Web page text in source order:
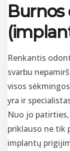
Burnos
Renkantis
svarbu
visos
yra ir
Nuo jo
priklauso ne tik
implantų